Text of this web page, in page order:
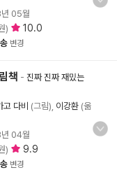
05월
) 10.0
변경
책 - 진짜 진짜 재밌는
고 다비 (그림), 이강환 (옮
04월
) 9.9
변경